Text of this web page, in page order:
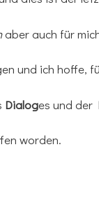
aber auch für
und ich hoffe,
Dialoges und der
worden.